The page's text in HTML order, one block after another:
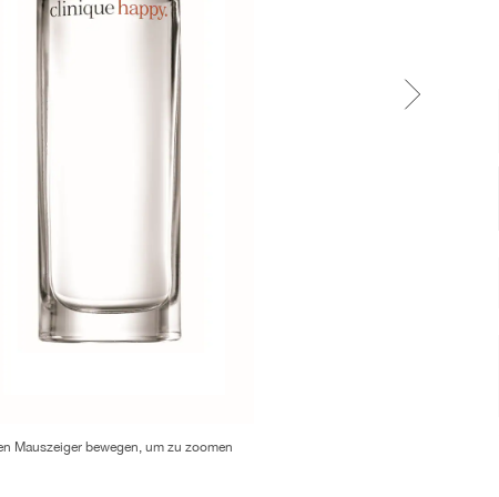
Mauszeiger bewegen, um zu zoomen